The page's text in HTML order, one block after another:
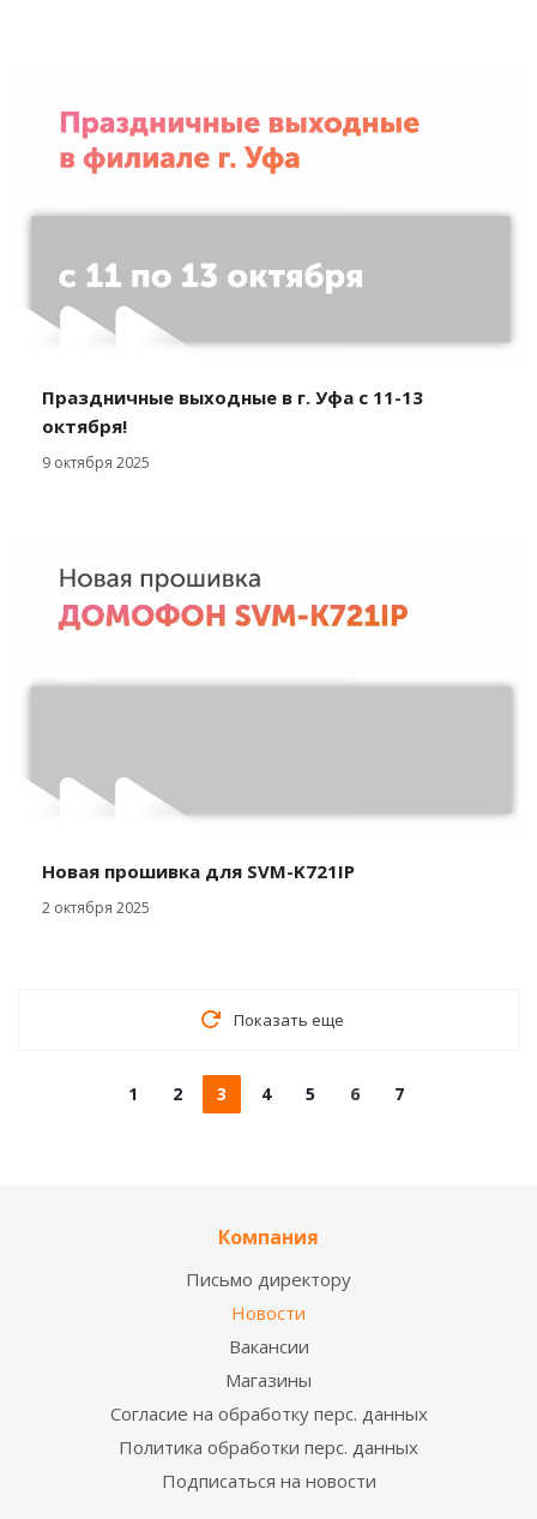
Праздничные выходные в г. Уфа с 11-13
октября!
9 октября 2025
Новая прошивка для SVM-K721IP
2 октября 2025
Показать еще
1 2 3 4 5 6 7
Компания
Письмо директору
Новости
Вакансии
Магазины
Согласие на обработку перс. данных
Политика обработки перс. данных
Подписаться на новости